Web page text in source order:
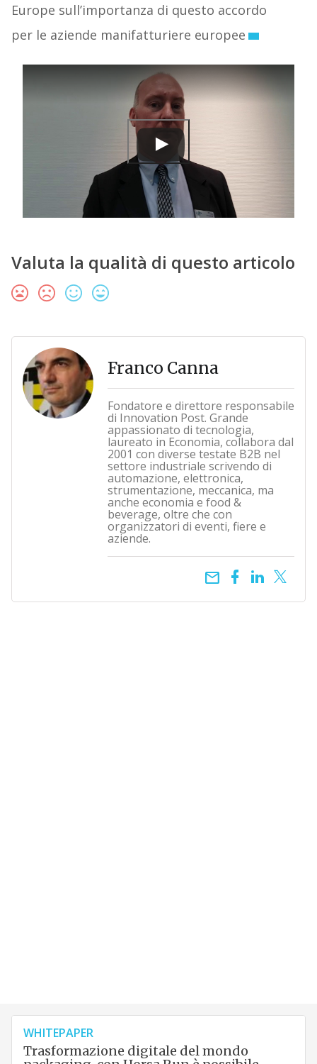
Europe sull’importanza di questo accordo
per le aziende manifatturiere europee
Valuta la qualità di questo articolo
Franco Canna
Fondatore e direttore responsabile
di Innovation Post. Grande
appassionato di tecnologia,
laureato in Economia, collabora dal
2001 con diverse testate B2B nel
settore industriale scrivendo di
automazione, elettronica,
strumentazione, meccanica, ma
anche economia e food &
beverage, oltre che con
organizzatori di eventi, fiere e
aziende.
email
WHITEPAPER
Trasformazione digitale del mondo